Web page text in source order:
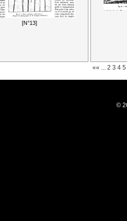
[N°13]
«« ... 2 3 4 5
©